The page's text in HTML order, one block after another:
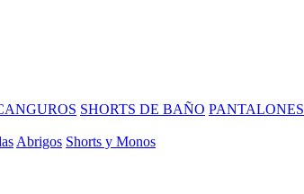
SHORTS DE BAÑO PANTALONES
Abrigos Shorts y Monos